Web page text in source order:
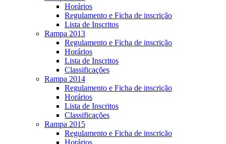
Horários
Regulamento e Ficha de inscrição
Lista de Inscritos
Rampa 2013
Regulamento e Ficha de inscrição
Horários
Lista de Inscritos
Classificações
Rampa 2014
Regulamento e Ficha de inscrição
Horários
Lista de Inscritos
Classificações
Rampa 2015
Regulamento e Ficha de inscrição
Horários